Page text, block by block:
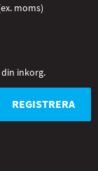
moms)
inkorg.
REGISTRERA